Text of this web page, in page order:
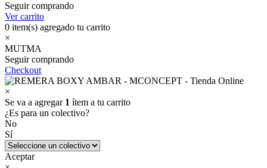
Seguir comprando
Ver carrito
0 item(s) agregado tu carrito
×
MUTMA
Seguir comprando
Checkout
×
Se va a agregar 1 ítem a tu carrito
¿Es para un colectivo?
No
Sí
Aceptar